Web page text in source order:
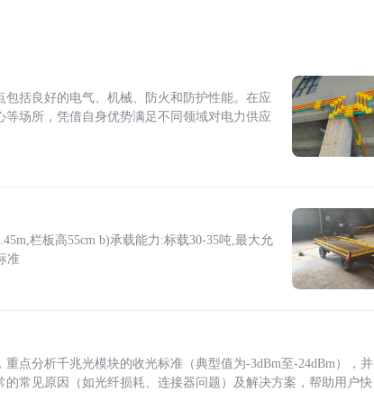
括良好的电气、机械、防火和防护性能。在应
场所，凭借自身优势满足不同领域对电力供应
栏板高55cm b)承载能力:标载30-35吨,最大允
准
点分析千兆光模块的收光标准（典型值为-3dBm至-24dBm），并
常见原因（如光纤损耗、连接器问题）及解决方案，帮助用户快